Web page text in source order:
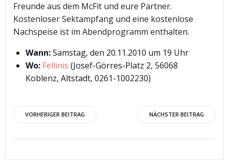
Freunde aus dem McFit und eure Partner.
Kostenloser Sektampfang und eine kostenlose
Nachspeise ist im Abendprogramm enthalten.
Wann:Samstag, den 20.11.2010 um 19 Uhr
Wo: Fellinis (Josef-Görres-Platz 2, 56068
Koblenz, Altstadt, 0261-1002230)
Beitragsnavigation
VORHERIGER BEITRAG NÄCHSTER BEITRAG